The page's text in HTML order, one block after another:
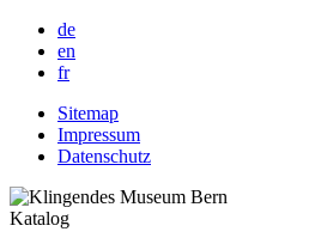
de
en
fr
Sitemap
Impressum
Datenschutz
Katalog